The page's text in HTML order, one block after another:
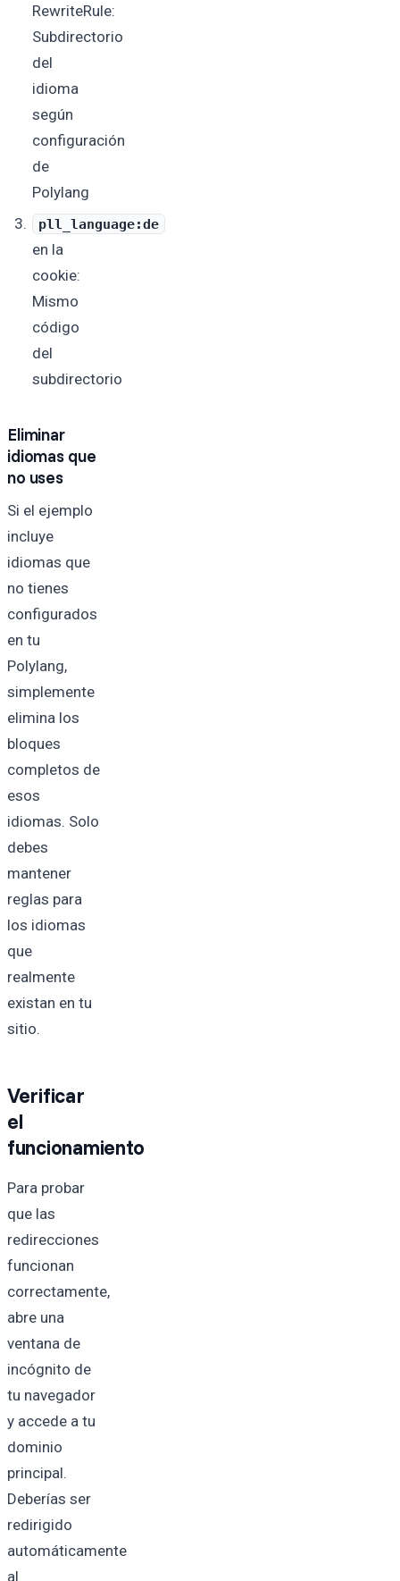
RewriteRule:
Subdirectorio
del
idioma
según
configuración
de
Polylang
pll_language:de
en la
cookie:
Mismo
código
del
subdirectorio
Eliminar
idiomas que
no uses
Si el ejemplo
incluye
idiomas que
no tienes
configurados
en tu
Polylang,
simplemente
elimina los
bloques
completos de
esos
idiomas. Solo
debes
mantener
reglas para
los idiomas
que
realmente
existan en tu
sitio.
Verificar
el
funcionamiento
Para probar
que las
redirecciones
funcionan
correctamente,
abre una
ventana de
incógnito de
tu navegador
y accede a tu
dominio
principal.
Deberías ser
redirigido
automáticamente
al